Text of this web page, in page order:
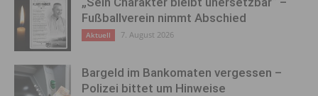
Fußballverein nimmt Abschied
Aktuell 7. August 2026
Bargeld im Bankomaten vergessen –
Polizei bittet um Hinweise